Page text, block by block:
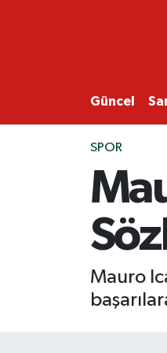
Güncel
SPOR
Mauro
SAMSUN
SAMSUNSPOR
EKONOMİ